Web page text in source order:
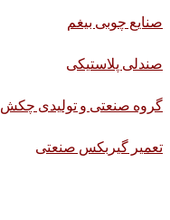
صنایع چوبی بیغم
صندلی پلاستیکی
گروه صنعتی و تولیدی چکش
تعمیر گیربکس صنعتی